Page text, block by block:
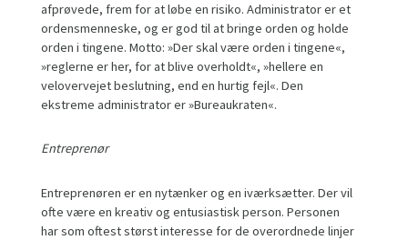
afprøvede, frem for at løbe en risiko. Administrator er et
ordensmenneske, og er god til at bringe orden og holde
orden i tingene. Motto: »Der skal være orden i tingene«,
»reglerne er her, for at blive overholdt«, »hellere en
velovervejet beslutning, end en hurtig fejl«. Den
ekstreme administrator er »Bureaukraten«.
Entreprenør
Entreprenøren er en nytænker og en iværksætter. Der vil
ofte være en kreativ og entusiastisk person. Personen
har som oftest størst interesse for de overordnede linjer